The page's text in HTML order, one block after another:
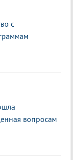
с
вопросам